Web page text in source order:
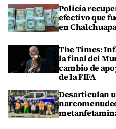
Policía
efectivo que
en
The Times:
la final del
cambio de
de la FIFA
Desarticulan